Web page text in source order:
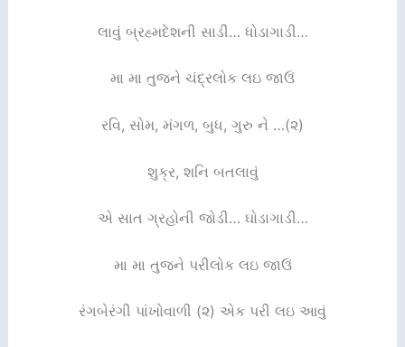
લાવું બ્રહ્મદેશની સાડી… ધોડાગાડી…
મા મા તુજને ચંદ્રલોક લઇ જાઉં
રવિ, સોમ, મંગળ, બુધ, ગુરુ ને …(૨)
શુક્ર, શનિ બતલાવું
એ સાત ગ્રહોની જોડી… ઘોડાગાડી…
મા મા તુજને પરીલોક લઇ જાઉં
રંગબેરંગી પાંખોવાળી (૨) એક પરી લઇ આવું